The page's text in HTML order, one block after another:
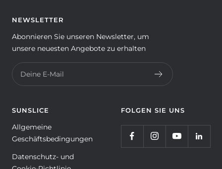
NEWSLETTER
Abonnieren Sie unseren Newsletter, um
unsere neuesten Angebote zu erhalten
Deine E-Mail
SUNSLICE
Allgemeine
Geschäftsbedingungen
Datenschutz- und
FOLGEN SIE UNS